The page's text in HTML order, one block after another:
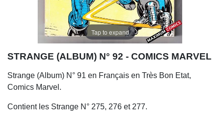
Tap to expand
STRANGE (ALBUM) N° 92 - COMICS MARVEL
Strange (Album) N° 91 en Français en Très Bon Etat,
Comics Marvel.
Contient les Strange N° 275, 276 et 277.